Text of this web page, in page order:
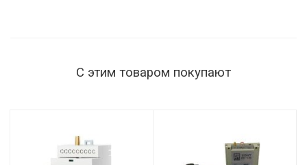
С этим товаром покупают